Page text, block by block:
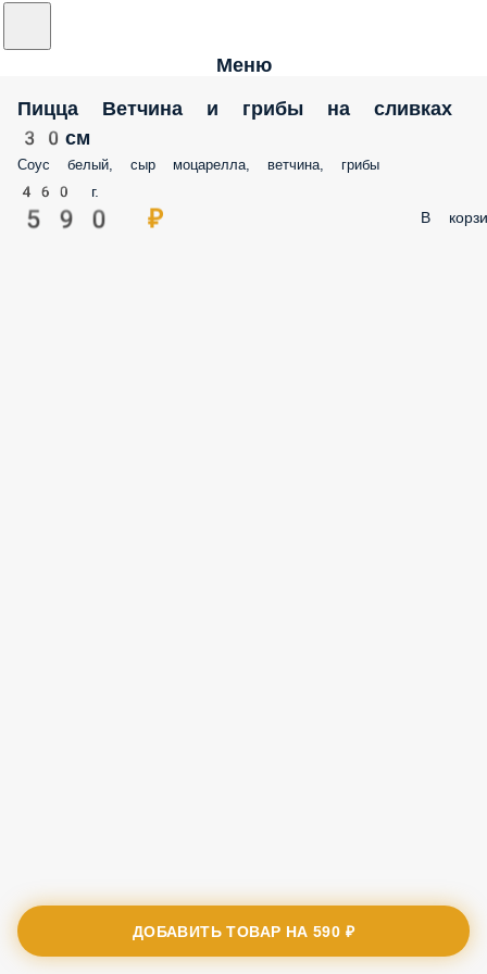
Меню
Пицца Ветчина и грибы на сливках
30см
Соус белый, сыр моцарелла, ветчина, грибы
460 г.
590 ₽ В
ДОБАВИТЬ ТОВАР НА590 ₽